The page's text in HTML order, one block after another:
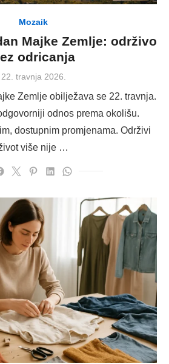
Mozaik
Majke Zemlje: održivo
odricanja
Posted
22. travnja 2026.
Zemlje obilježava se 22. travnja.
odnos prema okolišu.
dostupnim promjenama. Održivi
više nije …